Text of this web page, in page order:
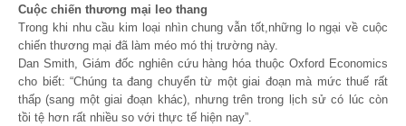
Cuộc chiến thương mại leo thang
Trong khi nhu cầu kim loại nhìn chung vẫn tốt,những lo ngại về cuộc
chiến thương mại đã làm méo mó thị trường này.
Dan Smith, Giám đốc nghiên cứu hàng hóa thuộc Oxford Economics
cho biết: “Chúng ta đang chuyển từ một giai đoạn mà mức thuế rất
thấp (sang một giai đoạn khác), nhưng trên trong lịch sử có lúc còn
tồi tệ hơn rất nhiều so với thực tế hiện nay”.